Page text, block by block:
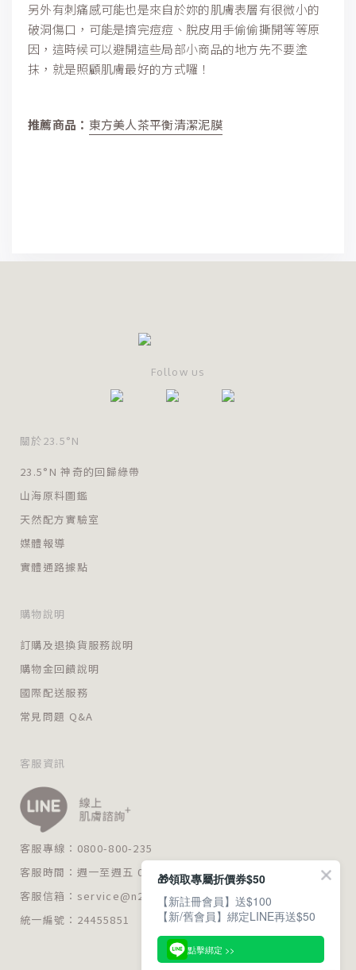
另外有刺痛感可能也是來自於妳的肌膚表層有很微小的
破洞傷口，可能是擠完痘痘、脫皮用手偷偷撕開等等原
因，這時候可以避開這些局部小商品的地方先不要塗
抹，就是照顧肌膚最好的方式囉！
推薦商品： 東方美人茶平衡清潔泥膜
Follow us
關於23.5°N
23.5°N 神奇的回歸綠帶
山海原料圖鑑
天然配方實驗室
媒體報導
實體通路據點
購物說明
訂購及退換貨服務說明
購物金回饋說明
國際配送服務
常見問題 Q&A
客服資訊
客服專線：0800-800-235
客服時間：週一至週五 09:00～18:00
客服信箱： service@n235.com.tw
統一編號：24455851
🎁領取專屬折價券$50
【新註冊會員】送$100
【新/舊會員】綁定LINE再送$50
點擊綁定 >>